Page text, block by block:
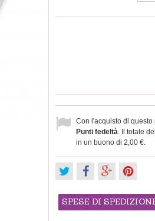
Con l'acquisto di
Punti fedeltà. Il totale
in un buono di 2,00 €.
SPESE DI